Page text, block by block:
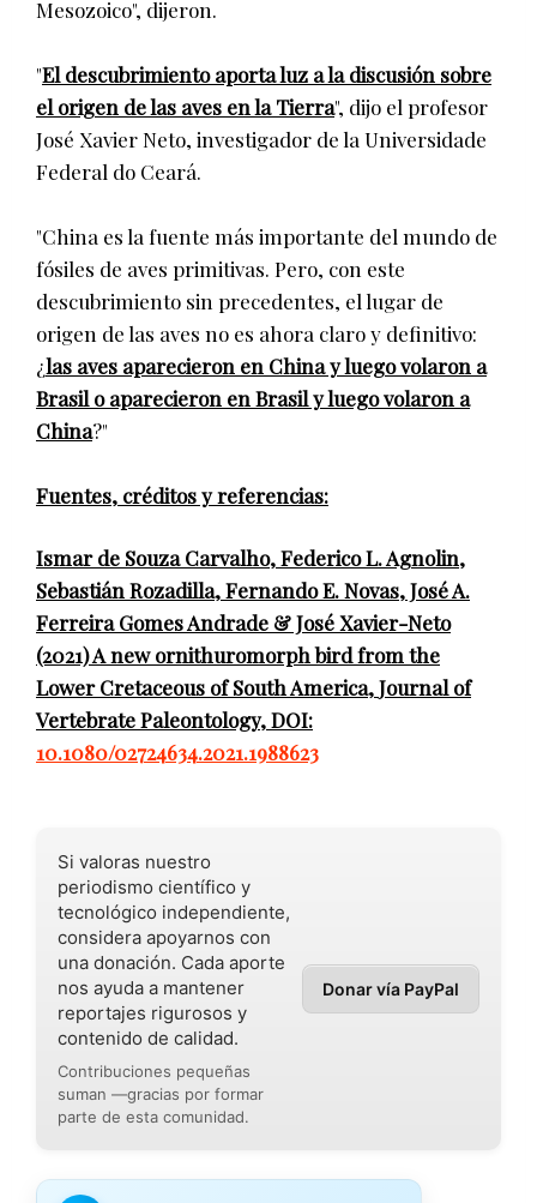
Mesozoico", dijeron.
"El descubrimiento aporta luz a la discusión sobre
el origen de las aves en la Tierra", dijo el profesor
José Xavier Neto, investigador de la Universidade
Federal do Ceará.
"China es la fuente más importante del mundo de
fósiles de aves primitivas. Pero, con este
descubrimiento sin precedentes, el lugar de
origen de las aves no es ahora claro y definitivo:
¿las aves aparecieron en China y luego volaron a
Brasil o aparecieron en Brasil y luego volaron a
China?"
Fuentes, créditos y referencias:
Ismar de Souza Carvalho, Federico L. Agnolin,
Sebastián Rozadilla, Fernando E. Novas, José A.
Ferreira Gomes Andrade & José Xavier-Neto
(2021)A new ornithuromorph bird from the
Lower Cretaceous of South America,Journal of
Vertebrate Paleontology,DOI:
10.1080/02724634.2021.1988623
Si valoras nuestro
periodismo científico y
tecnológico independiente,
considera apoyarnos con
una donación. Cada aporte
nos ayuda a mantener
reportajes rigurosos y
contenido de calidad.
Contribuciones pequeñas
suman —gracias por formar
parte de esta comunidad.
Donar vía PayPal